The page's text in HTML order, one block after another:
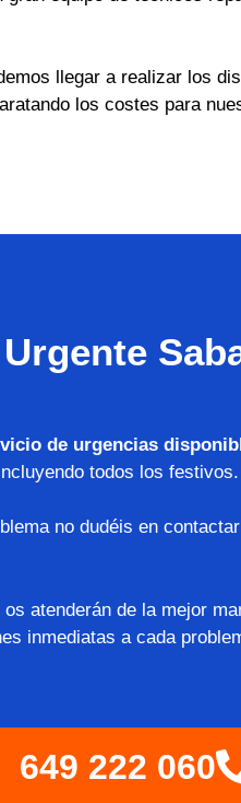
llegar a realizar los
los costes para
de urgencias
todos los festivos.
no dudéis en
atenderán de la mejor
inmediatas a cada
649 222 060